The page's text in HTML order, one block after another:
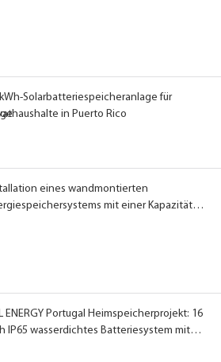
Solarbatteriespeicheranlage für
in Puerto Rico
eines wandmontierten
mit einer Kapazität
16,08 kWh in Portugal
ENERGY Portugal Heimspeicherprojekt: 16
IP65 wasserdichtes Batteriesystem mit